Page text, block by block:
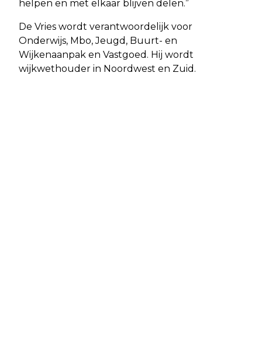
helpen en met elkaar blijven delen.”
De Vries wordt verantwoordelijk voor
Onderwijs, Mbo, Jeugd, Buurt- en
Wijkenaanpak en Vastgoed. Hij wordt
wijkwethouder in Noordwest en Zuid.